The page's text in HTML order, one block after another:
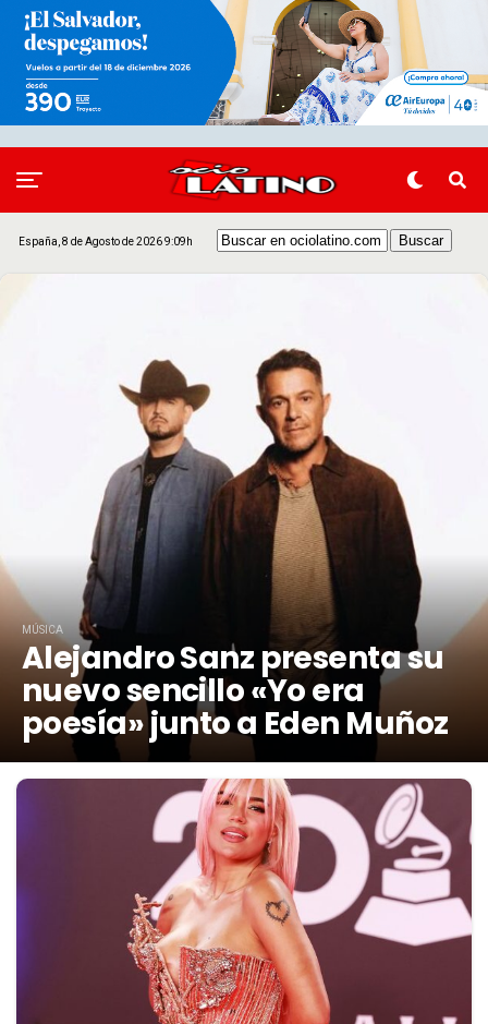
España, 8 de Agosto de 2026 9:09h
MÚSICA
Alejandro Sanz presenta su
nuevo sencillo «Yo era
poesía» junto a Eden Muñoz